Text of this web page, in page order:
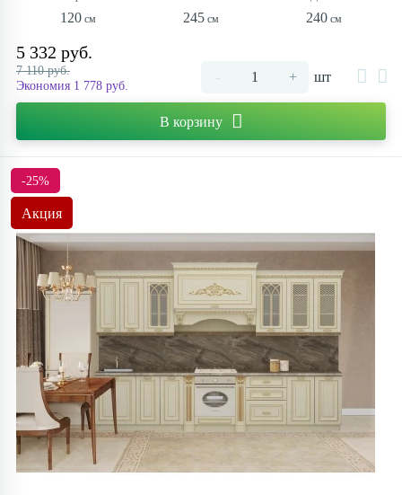
120 245 240
5 332 руб.
7 110 руб.
Экономия 1 778 руб.
- + шт
В корзину
-25%
Акция